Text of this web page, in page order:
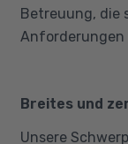
Betreuung, die
Anforderungen
Breites und
Unsere